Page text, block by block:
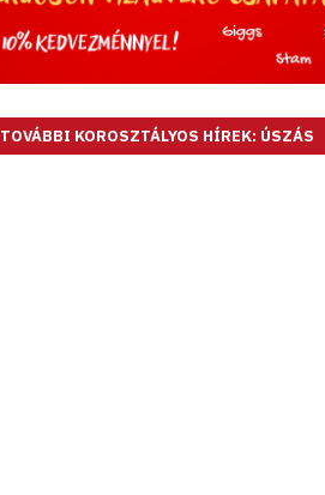
TOVÁBBI KOROSZTÁLYOS HÍREK: ÚSZÁS